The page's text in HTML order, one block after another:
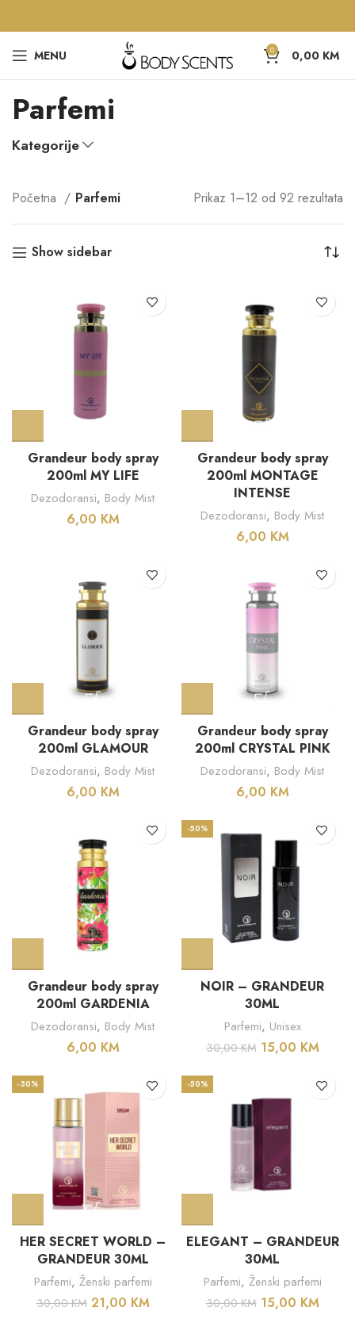
MENU 0 0,00 KM
Parfemi
Kategorije
Početna Parfemi Prikaz 1–12 od 92 rezultata
Show sidebar
Grandeur body spray
200ml MY LIFE
Dezodoransi, Body Mist
6,00 KM
Grandeur body spray
200ml MONTAGE
INTENSE
Dezodoransi, Body Mist
6,00 KM
Grandeur body spray
200ml GLAMOUR
Dezodoransi, Body Mist
6,00 KM
Grandeur body spray
200ml CRYSTAL PINK
Dezodoransi, Body Mist
6,00 KM
Grandeur body spray
200ml GARDENIA
Dezodoransi, Body Mist
6,00 KM
-50%
NOIR – GRANDEUR
30ML
Parfemi, Unisex
30,00KM 15,00 KM
-30%
HER SECRET WORLD –
GRANDEUR 30ML
Parfemi, Ženski parfemi
30,00KM 21,00 KM
-50%
ELEGANT – GRANDEUR
30ML
Parfemi, Ženski parfemi
30,00KM 15,00 KM